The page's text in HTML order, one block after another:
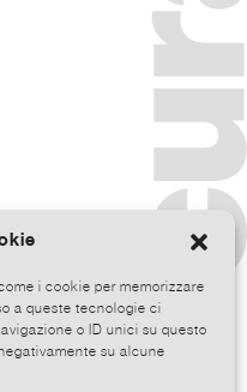
i cookie per memorizzare
a queste tecnologie ci
o ID unici su questo
su alcune